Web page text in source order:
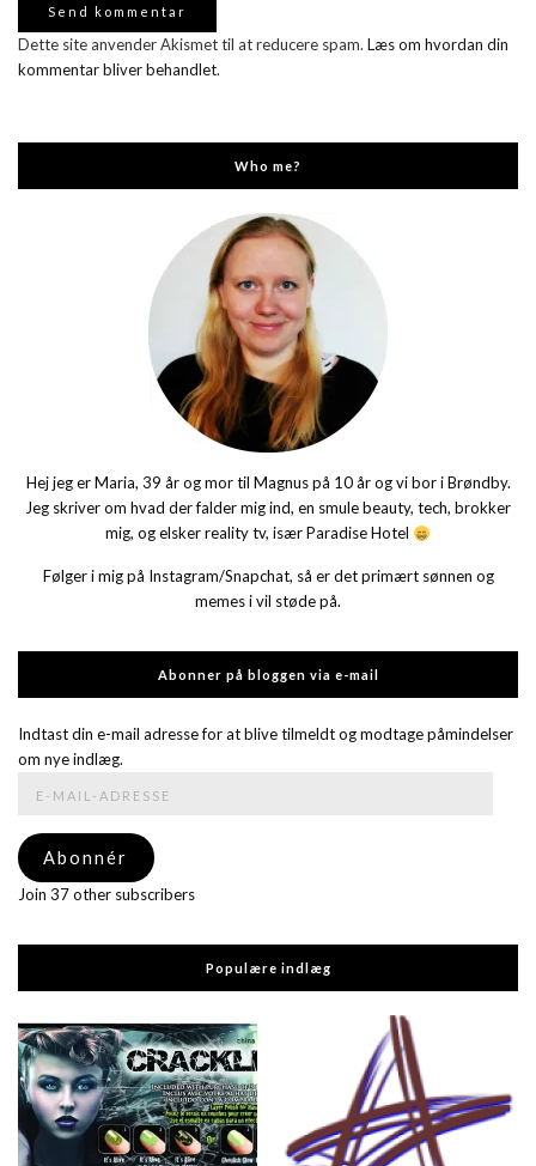
Dette site anvender Akismet til at reducere spam. Læs om hvordan din
kommentar bliver behandlet.
Who me?
Hej jeg er Maria, 39 år og mor til Magnus på 10 år og vi bor i Brøndby.
Jeg skriver om hvad der falder mig ind, en smule beauty, tech, brokker
mig, og elsker reality tv, især Paradise Hotel
Følger i mig på Instagram/Snapchat, så er det primært sønnen og
memes i vil støde på.
Abonner på bloggen via e-mail
Indtast din e-mail adresse for at blive tilmeldt og modtage påmindelser
om nye indlæg.
adresse
Abonnér
Join 37 other subscribers
Populære indlæg